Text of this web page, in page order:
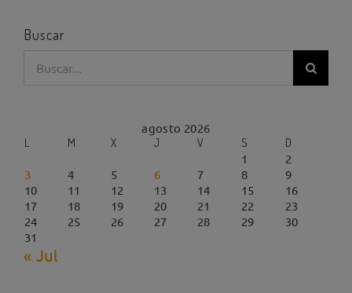
Buscar
agosto 2026
L
M X J V S
D
1
2
3
4 5 6 7 8
9
10
11 12 13 14 15
16
17
18 19 20 21 22
23
24
25 26 27 28 29
30
31
« Jul